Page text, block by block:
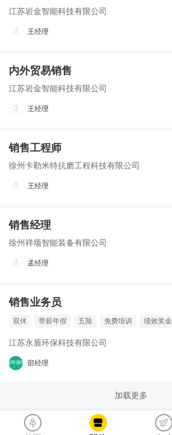
江苏岩金智能科技有限公司
王经理
内外贸易销售
江苏岩金智能科技有限公司
王经理
销售工程师
徐州卡勒米特抗磨工程科技有限公司
王经理
销售经理
徐州祥颂智能装备有限公司
孟经理
销售业务员
双休 带薪年假 五险 免费培训 绩效奖金
江苏永盾环保科技有限公司
邵经理
加载更多